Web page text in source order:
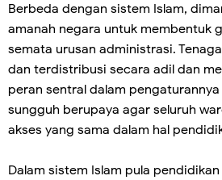
Berbeda dengan sistem Islam,
amanah negara untuk membentuk
semata urusan administrasi.
dan terdistribusi secara adil dan
peran sentral dalam
sungguh berupaya agar seluruh
akses yang sama dalam hal
Dalam sistem Islam pula